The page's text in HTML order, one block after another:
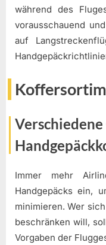
während des
vorausschauend
auf
Immer mehr
Handgepäcks ein,
minimieren. Wer
beschränken will,
Vorgaben der